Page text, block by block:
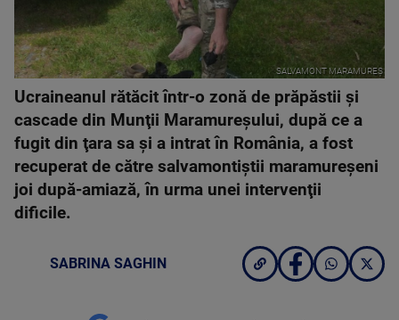
SALVAMONT MARAMUREȘ
Ucraineanul rătăcit într-o zonă de prăpăstii şi
cascade din Munţii Maramureşului, după ce a
fugit din ţara sa şi a intrat în România, a fost
recuperat de către salvamontiştii maramureşeni
joi după-amiază, în urma unei intervenţii
dificile.
SABRINA SAGHIN